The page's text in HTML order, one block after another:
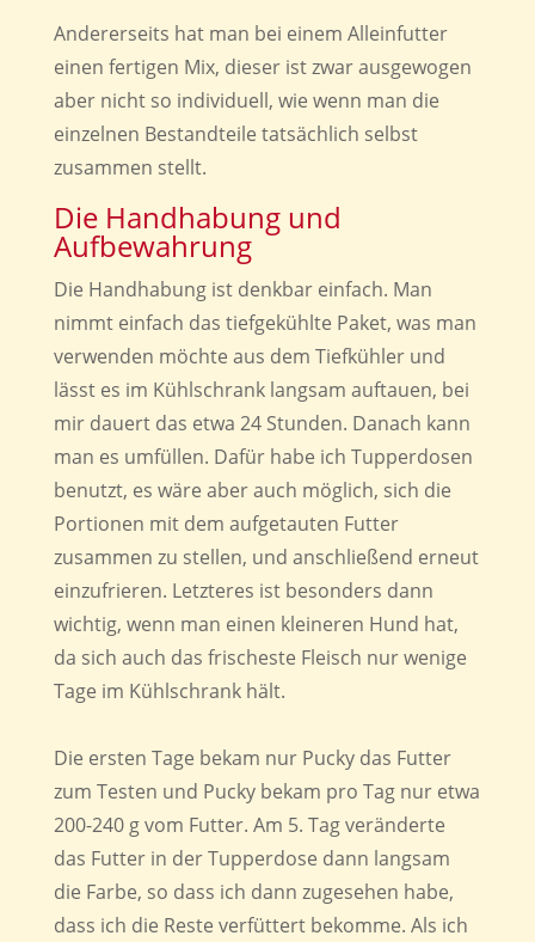
Andererseits hat man bei einem Alleinfutter
einen fertigen Mix, dieser ist zwar ausgewogen
aber nicht so individuell, wie wenn man die
einzelnen Bestandteile tatsächlich selbst
zusammen stellt.
Die Handhabung und
Aufbewahrung
Die Handhabung ist denkbar einfach. Man
nimmt einfach das tiefgekühlte Paket, was man
verwenden möchte aus dem Tiefkühler und
lässt es im Kühlschrank langsam auftauen, bei
mir dauert das etwa 24 Stunden. Danach kann
man es umfüllen. Dafür habe ich Tupperdosen
benutzt, es wäre aber auch möglich, sich die
Portionen mit dem aufgetauten Futter
zusammen zu stellen, und anschließend erneut
einzufrieren. Letzteres ist besonders dann
wichtig, wenn man einen kleineren Hund hat,
da sich auch das frischeste Fleisch nur wenige
Tage im Kühlschrank hält.
Die ersten Tage bekam nur Pucky das Futter
zum Testen und Pucky bekam pro Tag nur etwa
200-240 g vom Futter. Am 5. Tag veränderte
das Futter in der Tupperdose dann langsam
die Farbe, so dass ich dann zugesehen habe,
dass ich die Reste verfüttert bekomme. Als ich